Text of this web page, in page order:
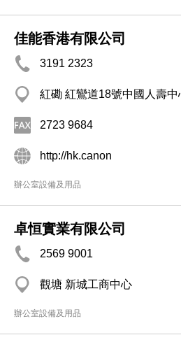
佳能香港有限公司
3191 2323
紅磡 紅鸞道18號中國人壽
2723 9684
http://hk.canon
辦公室設備及用品
卓恒實業有限公司
2569 9001
觀塘 新城工商中心
辦公室設備及用品